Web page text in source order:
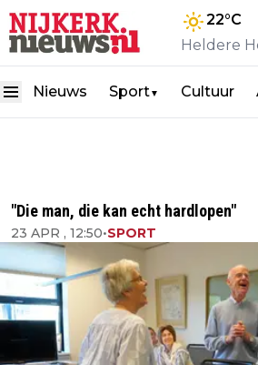
22°C
Heldere
Nieuws Sport▼ Cultuur
"Die man, die kan echt hardlopen"
23 APR , 12:50•SPORT